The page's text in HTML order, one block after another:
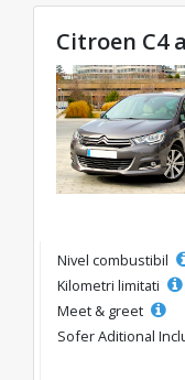
Citroen C4
Nivel combustibil
Kilometri limitati
Meet & greet
Sofer Aditional